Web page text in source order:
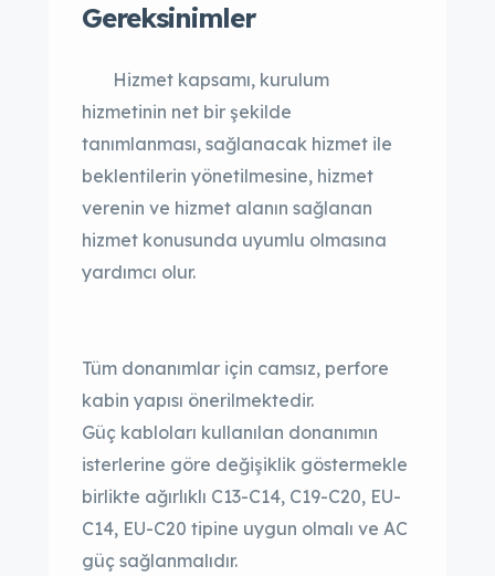
Gereksinimler
Hizmet kapsamı, kurulum
hizmetinin net bir şekilde
tanımlanması, sağlanacak hizmet ile
beklentilerin yönetilmesine, hizmet
verenin ve hizmet alanın sağlanan
hizmet konusunda uyumlu olmasına
yardımcı olur.
Tüm donanımlar için camsız, perfore
kabin yapısı önerilmektedir.
Güç kabloları kullanılan donanımın
isterlerine göre değişiklik göstermekle
birlikte ağırlıklı C13-C14, C19-C20, EU-
C14, EU-C20 tipine uygun olmalı ve AC
güç sağlanmalıdır.